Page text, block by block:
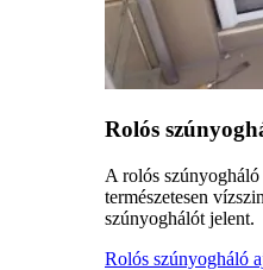
Rolós
A rolós szúnyogháló
természetesen
szúnyoghálót jelent.
Rolós szúnyogháló